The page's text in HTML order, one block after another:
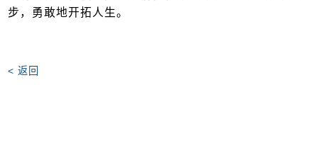
步，勇敢地开拓人生。
< 返回